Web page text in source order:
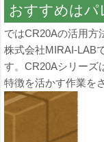
おすすめはパ
ではCR20Aの活用方
株式会社MIRAI-LAB
す。CR20Aシリーズ
特徴を活かす作業を